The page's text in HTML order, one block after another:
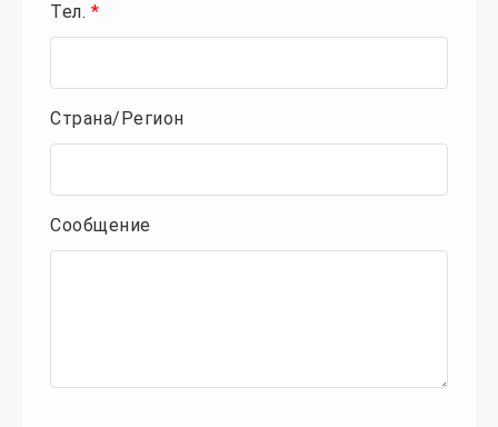
Тел. *
Страна/Регион
Сообщение